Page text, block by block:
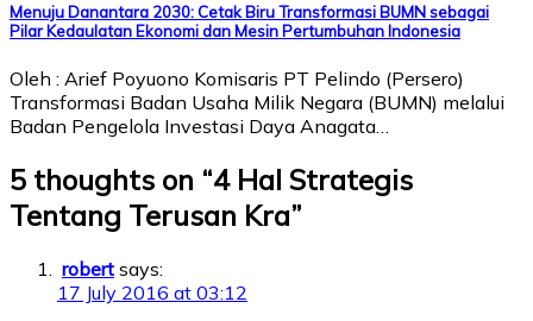
Menuju Danantara 2030: Cetak Biru Transformasi BUMN sebagai
Pilar Kedaulatan Ekonomi dan Mesin Pertumbuhan Indonesia
Oleh : Arief Poyuono Komisaris PT Pelindo (Persero)
Transformasi Badan Usaha Milik Negara (BUMN) melalui
Badan Pengelola Investasi Daya Anagata…
5 thoughts on “4 Hal Strategis
Tentang Terusan Kra”
robert says:
17 July 2016 at 03:12